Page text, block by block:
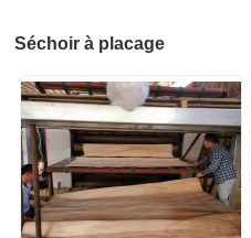
Séchoir à placage